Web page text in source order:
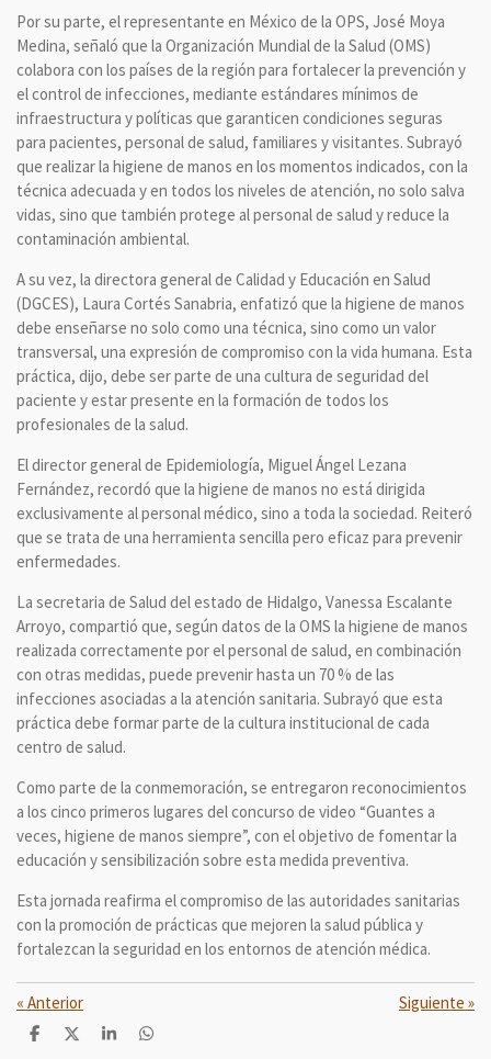
Por su parte, el representante en México de la OPS, José Moya
Medina, señaló que la Organización Mundial de la Salud (OMS)
colabora con los países de la región para fortalecer la prevención y
el control de infecciones, mediante estándares mínimos de
infraestructura y políticas que garanticen condiciones seguras
para pacientes, personal de salud, familiares y visitantes. Subrayó
que realizar la higiene de manos en los momentos indicados, con la
técnica adecuada y en todos los niveles de atención, no solo salva
vidas, sino que también protege al personal de salud y reduce la
contaminación ambiental.
A su vez, la directora general de Calidad y Educación en Salud
(DGCES), Laura Cortés Sanabria, enfatizó que la higiene de manos
debe enseñarse no solo como una técnica, sino como un valor
transversal, una expresión de compromiso con la vida humana. Esta
práctica, dijo, debe ser parte de una cultura de seguridad del
paciente y estar presente en la formación de todos los
profesionales de la salud.
El director general de Epidemiología, Miguel Ángel Lezana
Fernández, recordó que la higiene de manos no está dirigida
exclusivamente al personal médico, sino a toda la sociedad. Reiteró
que se trata de una herramienta sencilla pero eficaz para prevenir
enfermedades.
La secretaria de Salud del estado de Hidalgo, Vanessa Escalante
Arroyo, compartió que, según datos de la OMS la higiene de manos
realizada correctamente por el personal de salud, en combinación
con otras medidas, puede prevenir hasta un 70 % de las
infecciones asociadas a la atención sanitaria. Subrayó que esta
práctica debe formar parte de la cultura institucional de cada
centro de salud.
Como parte de la conmemoración, se entregaron reconocimientos
a los cinco primeros lugares del concurso de video “Guantes a
veces, higiene de manos siempre”, con el objetivo de fomentar la
educación y sensibilización sobre esta medida preventiva.
Esta jornada reafirma el compromiso de las autoridades sanitarias
con la promoción de prácticas que mejoren la salud pública y
fortalezcan la seguridad en los entornos de atención médica.
« Anterior Siguiente »
C
C
C
C